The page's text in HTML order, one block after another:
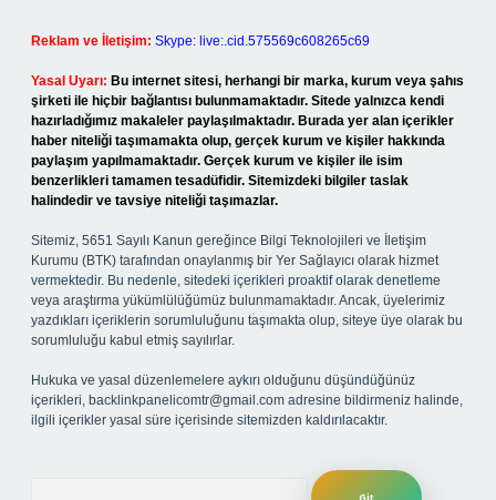
Reklam ve İletişim: Skype: live:.cid.575569c608265c69
Yasal Uyarı: Bu internet sitesi, herhangi bir marka, kurum veya şahıs
şirketi ile hiçbir bağlantısı bulunmamaktadır. Sitede yalnızca kendi
hazırladığımız makaleler paylaşılmaktadır. Burada yer alan içerikler
haber niteliği taşımamakta olup, gerçek kurum ve kişiler hakkında
paylaşım yapılmamaktadır. Gerçek kurum ve kişiler ile isim
benzerlikleri tamamen tesadüfidir. Sitemizdeki bilgiler taslak
halindedir ve tavsiye niteliği taşımazlar.
Sitemiz, 5651 Sayılı Kanun gereğince Bilgi Teknolojileri ve İletişim
Kurumu (BTK) tarafından onaylanmış bir Yer Sağlayıcı olarak hizmet
vermektedir. Bu nedenle, sitedeki içerikleri proaktif olarak denetleme
veya araştırma yükümlülüğümüz bulunmamaktadır. Ancak, üyelerimiz
yazdıkları içeriklerin sorumluluğunu taşımakta olup, siteye üye olarak bu
sorumluluğu kabul etmiş sayılırlar.
Hukuka ve yasal düzenlemelere aykırı olduğunu düşündüğünüz
içerikleri, backlinkpanelicomtr@gmail.com adresine bildirmeniz halinde,
ilgili içerikler yasal süre içerisinde sitemizden kaldırılacaktır.